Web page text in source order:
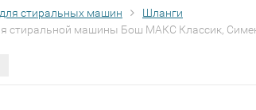
стиральных машин
Шланги
стиральной машины Бош МАКС Классик,